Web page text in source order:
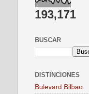
193,171
BUSCAR
DISTINCIONES
Bulevard Bilbao